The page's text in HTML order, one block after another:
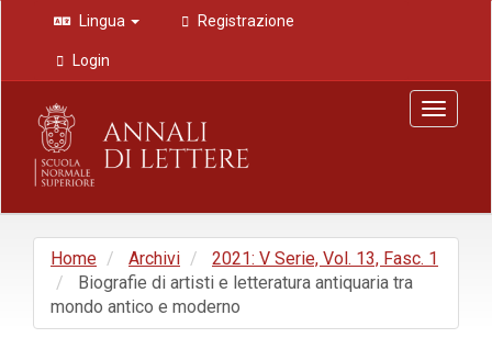
Navigazione
principale
Contenuto
principale
Barra
laterale
Lingua Registrazione
Login
Toggle
Home Archivi
2021: V Serie, Vol. 13, Fasc. 1
Biografie di artisti e letteratura antiquaria tra
mondo antico e moderno